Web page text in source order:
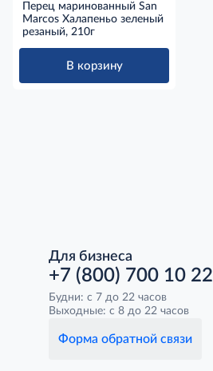
Перец маринованный San
Marcos Халапеньо зеленый
резаный, 210г
В корзину
Для бизнеса
+7 (800) 700 10 22
Будни: с 7 до 22 часов
Выходные: с 8 до 22 часов
Форма обратной связи